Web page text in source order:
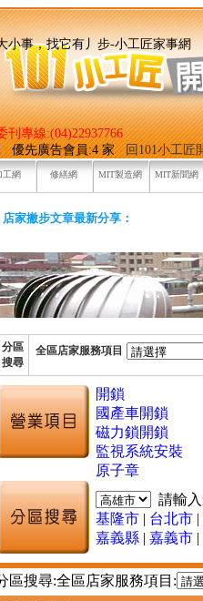
大小事，找它有丿步-小
刊專線:(04)22937766
優先廣告會員:4 家回101小工匠
工網 修繕網 MIT製造網 MIT新聞網
店家撇步文章最新分享：
分區
搜尋
全區店家服務項目
開鎖
國產車開鎖
磁力鎖開鎖
監視系統安裝
原子章
請輸
基隆市 | 台北市 |
嘉義縣 | 嘉義市 |
區搜尋:全區店家服務項目: